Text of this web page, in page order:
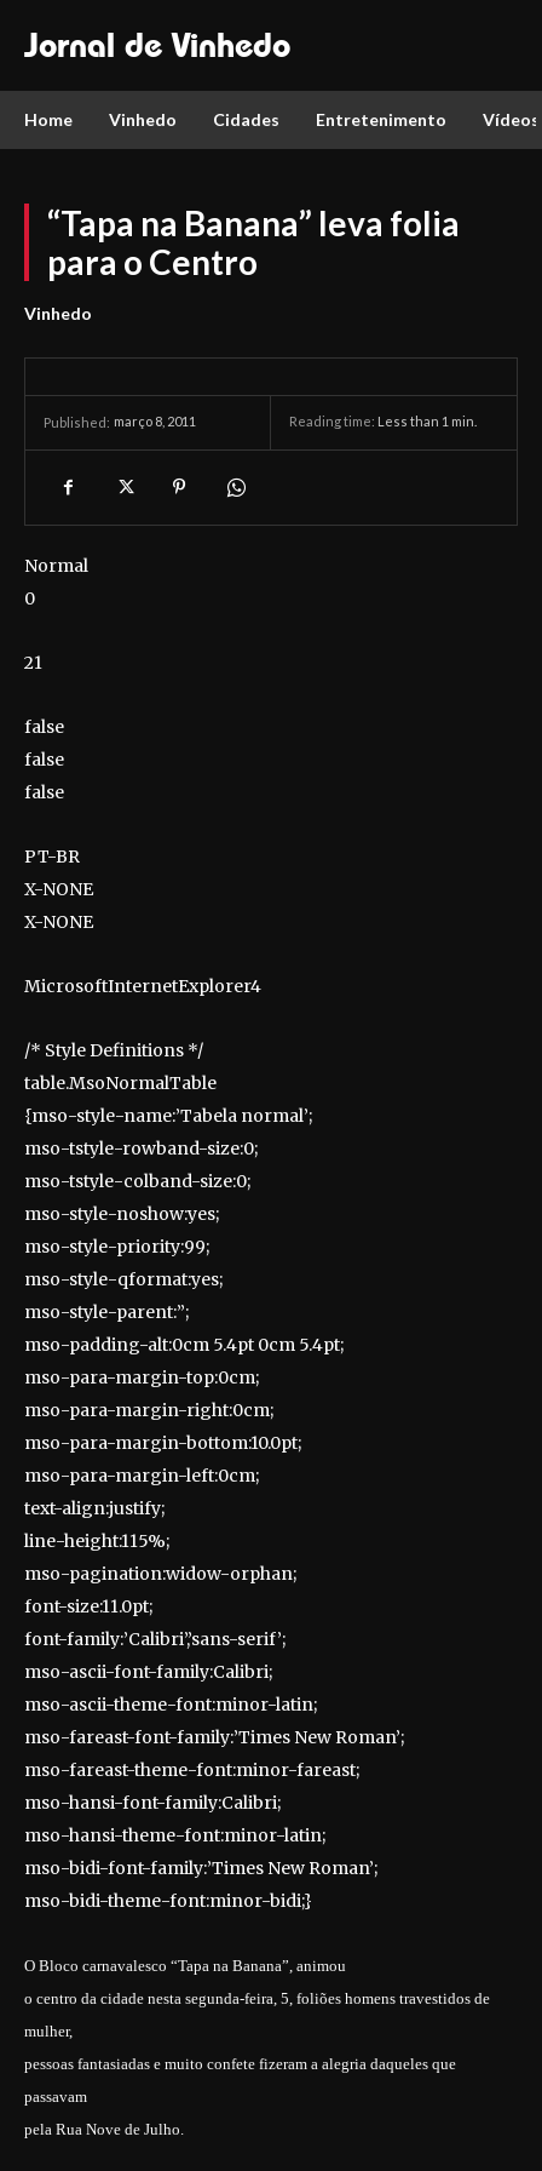
Jornal de Vinhedo
Home Vinhedo Cidades Entretenimento Vídeos
“Tapa na Banana” leva folia
para o Centro
Vinhedo
Published: março 8, 2011 Reading time: Less than 1 min.
Normal
0
21
false
false
false
PT-BR
X-NONE
X-NONE
MicrosoftInternetExplorer4
/* Style Definitions */
table.MsoNormalTable
{mso-style-name:’Tabela normal’;
mso-tstyle-rowband-size:0;
mso-tstyle-colband-size:0;
mso-style-noshow:yes;
mso-style-priority:99;
mso-style-qformat:yes;
mso-style-parent:”;
mso-padding-alt:0cm 5.4pt 0cm 5.4pt;
mso-para-margin-top:0cm;
mso-para-margin-right:0cm;
mso-para-margin-bottom:10.0pt;
mso-para-margin-left:0cm;
text-align:justify;
line-height:115%;
mso-pagination:widow-orphan;
font-size:11.0pt;
font-family:’Calibri’,’sans-serif’;
mso-ascii-font-family:Calibri;
mso-ascii-theme-font:minor-latin;
mso-fareast-font-family:’Times New Roman’;
mso-fareast-theme-font:minor-fareast;
mso-hansi-font-family:Calibri;
mso-hansi-theme-font:minor-latin;
mso-bidi-font-family:’Times New Roman’;
mso-bidi-theme-font:minor-bidi;}
O Bloco carnavalesco “Tapa na Banana”, animou
o centro da cidade nesta segunda-feira, 5, foliões homens travestidos de
mulher,
pessoas fantasiadas e muito confete fizeram a alegria daqueles que
passavam
pela Rua Nove de Julho.